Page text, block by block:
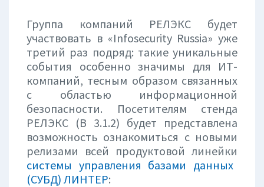
Группа компаний РЕЛЭКС будет
участвовать в «Infosecurity Russia» уже
третий раз подряд: такие уникальные
события особенно значимы для ИТ-
компаний, тесным образом связанных
с областью информационной
безопасности. Посетителям стенда
РЕЛЭКС (В 3.1.2) будет представлена
возможность ознакомиться с новыми
релизами всей продуктовой линейки
системы управления базами данных
(СУБД) ЛИНТЕР: